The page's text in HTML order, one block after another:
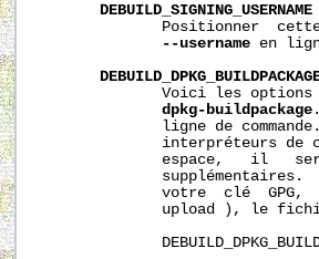
DEBUILD_SIGNING_USERNAME
Positionner
--username en
Voici les
dpkg-buildpackage
ligne de
interpréteurs de
espace,   il
supplémentaires.
votre  clé  GPG,
upload ), le